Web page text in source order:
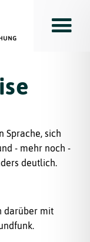
Sprache, sich
- mehr noch -
deutlich.
darüber mit